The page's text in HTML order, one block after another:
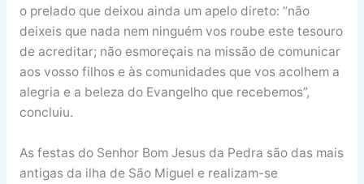
o prelado que deixou ainda um apelo direto: “não
deixeis que nada nem ninguém vos roube este tesouro
de acreditar; não esmoreçais na missão de comunicar
aos vosso filhos e às comunidades que vos acolhem a
alegria e a beleza do Evangelho que recebemos”,
concluiu.
As festas do Senhor Bom Jesus da Pedra são das mais
antigas da ilha de São Miguel e realizam-se